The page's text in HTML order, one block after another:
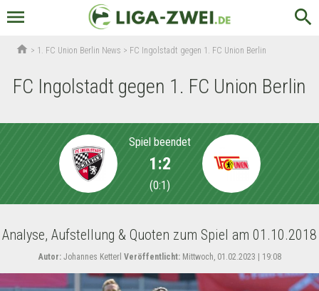
menu search
home > 1. FC Union Berlin News > FC Ingolstadt gegen 1. FC Union Berlin
FC Ingolstadt gegen 1. FC Union Berlin
Spiel beendet
1:2
(0:1)
Analyse, Aufstellung & Quoten zum Spiel am 01.10.2018
Autor:Johannes Ketterl Veröffentlicht:Mittwoch, 01.02.2023 | 19:08